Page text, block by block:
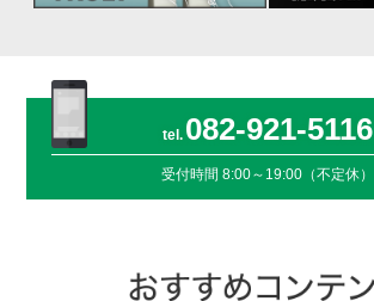
082-921-5116
受付時間 8:00～19:00（不定休）